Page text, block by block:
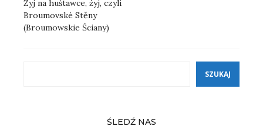
wpisu
Żyj na huśtawce, żyj, czyli
Broumovské Stěny
(Broumowskie Ściany)
SZUKAJ
ŚLEDŹ NAS